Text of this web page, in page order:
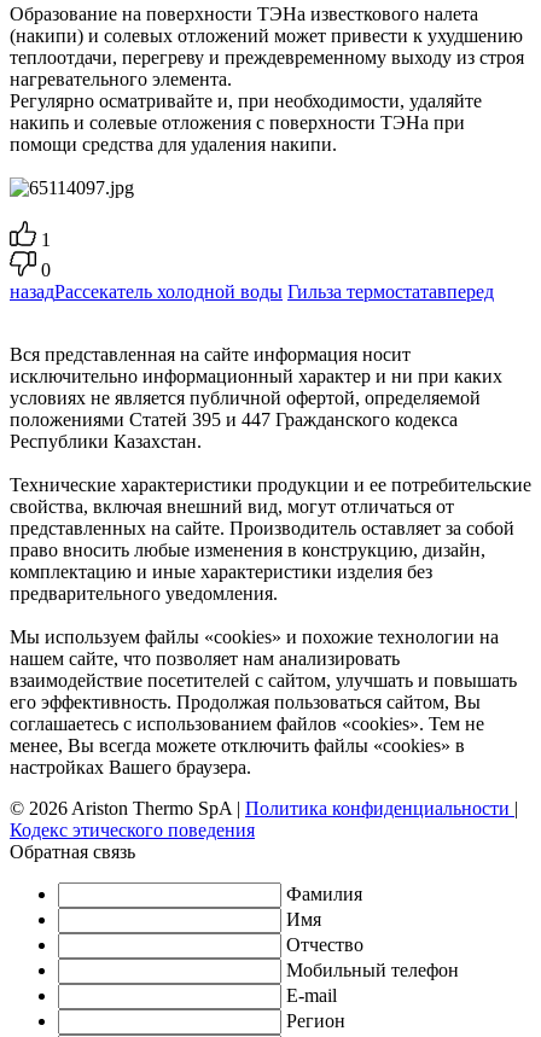
Образование на поверхности ТЭНа известкового налета
(накипи) и солевых отложений может привести к ухудшению
теплоотдачи, перегреву и преждевременному выходу из строя
нагревательного элемента.
Регулярно осматривайте и, при необходимости, удаляйте
накипь и солевые отложения с поверхности ТЭНа при
помощи средства для удаления накипи.
1
0
назадРассекатель холодной воды Гильза термостатавперед
Вся представленная на сайте информация носит
исключительно информационный характер и ни при каких
условиях не является публичной офертой, определяемой
положениями Статей 395 и 447 Гражданского кодекса
Республики Казахстан.
Технические характеристики продукции и ее потребительские
свойства, включая внешний вид, могут отличаться от
представленных на сайте. Производитель оставляет за собой
право вносить любые изменения в конструкцию, дизайн,
комплектацию и иные характеристики изделия без
предварительного уведомления.
Мы используем файлы «cookies» и похожие технологии на
нашем сайте, что позволяет нам анализировать
взаимодействие посетителей с сайтом, улучшать и повышать
его эффективность. Продолжая пользоваться сайтом, Вы
соглашаетесь с использованием файлов «cookies». Тем не
менее, Вы всегда можете отключить файлы «cookies» в
настройках Вашего браузера.
© 2026 Ariston Thermo SpA | Политика конфиденциальности |
Кодекс этического поведения
Обратная связь
Фамилия
Имя
Отчество
Мобильный телефон
E-mail
Регион